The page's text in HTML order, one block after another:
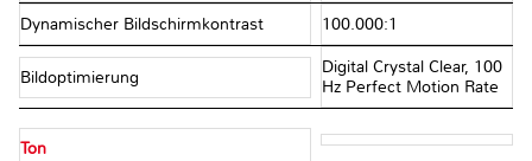
Dynamischer Bildschirmkontrast 100.000:1
Bildoptimierung
Digital Crystal Clear, 100
Hz Perfect Motion Rate
Ton